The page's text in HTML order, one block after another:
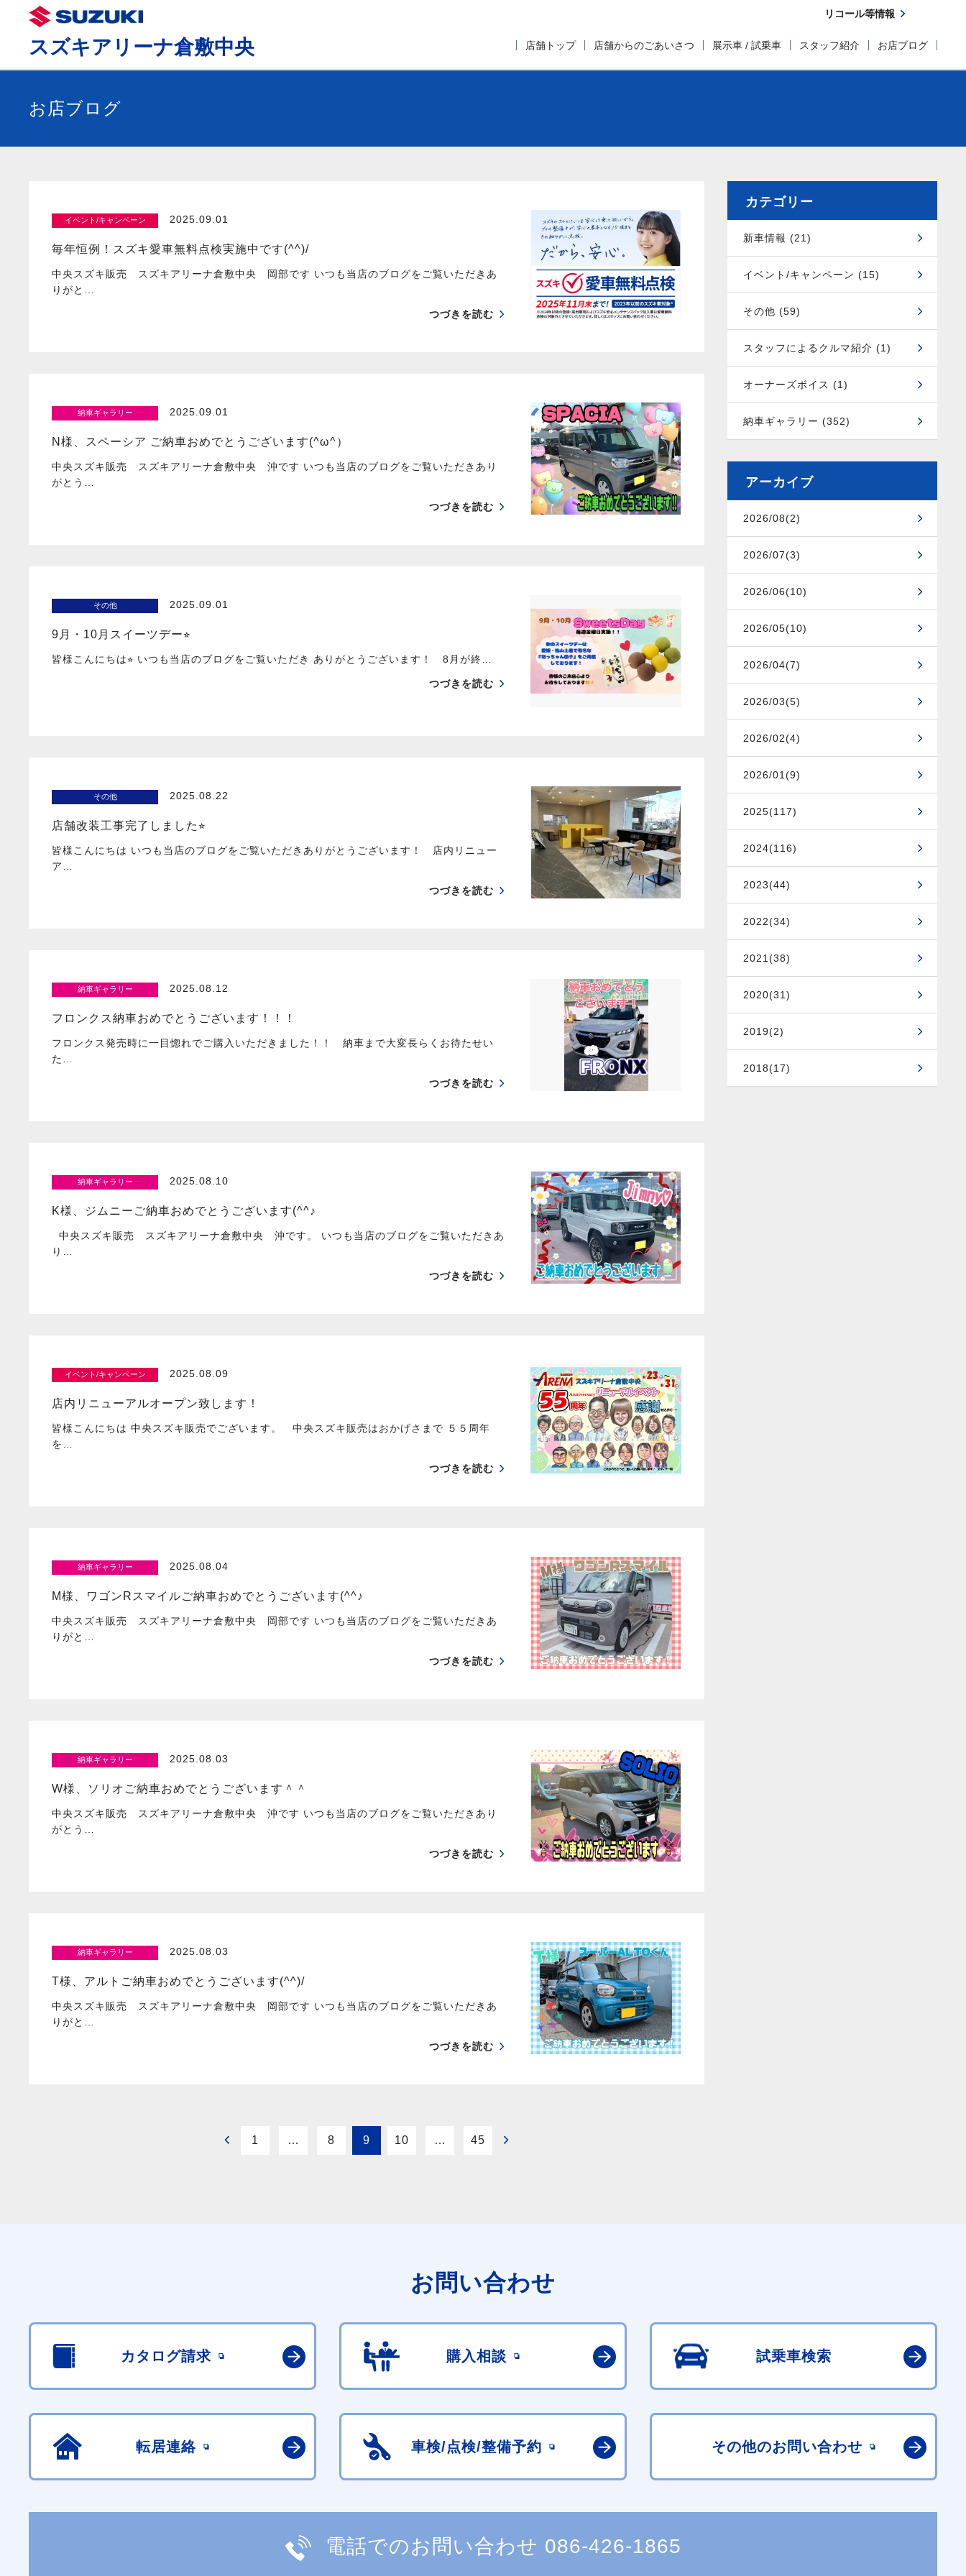
スズキアリーナ倉敷中央 店舗トップ 店舗からのごあいさつ 展示車 / 試乗車 スタッフ紹介 お店ブログ
リコール等情報
お店ブログ
イベント/キャンペーン 2025.09.01
毎年恒例！スズキ愛車無料点検実施中です(^^)/
中央スズキ販売 スズキアリーナ倉敷中央 岡部です いつも当店のブログをご覧いただきあ
りがと…
つづきを読む
納車ギャラリー 2025.09.01
N様、スペーシア ご納車おめでとうございます(^ω^）
中央スズキ販売 スズキアリーナ倉敷中央 沖です いつも当店のブログをご覧いただきあり
がとう…
つづきを読む
その他 2025.09.01
9月・10月スイーツデー⭐︎
皆様こんにちは⭐︎ いつも当店のブログをご覧いただき ありがとうございます！ 8月が終…
つづきを読む
その他 2025.08.22
店舗改装工事完了しました⭐︎
皆様こんにちは いつも当店のブログをご覧いただきありがとうございます！ 店内リニュー
ア…
つづきを読む
納車ギャラリー 2025.08.12
フロンクス納車おめでとうございます！！！
フロンクス発売時に一目惚れでご購入いただきました！！ 納車まで大変長らくお待たせい
た…
つづきを読む
納車ギャラリー 2025.08.10
K様、ジムニーご納車おめでとうございます(^^♪
中央スズキ販売 スズキアリーナ倉敷中央 沖です。 いつも当店のブログをご覧いただきあ
り…
つづきを読む
イベント/キャンペーン 2025.08.09
店内リニューアルオープン致します！
皆様こんにちは 中央スズキ販売でございます。 中央スズキ販売はおかげさまで ５５周年
を…
つづきを読む
納車ギャラリー 2025.08.04
M様、ワゴンRスマイルご納車おめでとうございます(^^♪
中央スズキ販売 スズキアリーナ倉敷中央 岡部です いつも当店のブログをご覧いただきあ
りがと…
つづきを読む
納車ギャラリー 2025.08.03
W様、ソリオご納車おめでとうございます＾＾
中央スズキ販売 スズキアリーナ倉敷中央 沖です いつも当店のブログをご覧いただきあり
がとう…
つづきを読む
納車ギャラリー 2025.08.03
T様、アルトご納車おめでとうございます(^^)/
中央スズキ販売 スズキアリーナ倉敷中央 岡部です いつも当店のブログをご覧いただきあ
りがと…
つづきを読む
1 … 8 9 10 … 45
カテゴリー
新車情報 (21)
イベント/キャンペーン (15)
その他 (59)
スタッフによるクルマ紹介 (1)
オーナーズボイス (1)
納車ギャラリー (352)
アーカイブ
2026/08(2)
2026/07(3)
2026/06(10)
2026/05(10)
2026/04(7)
2026/03(5)
2026/02(4)
2026/01(9)
2025(117)
2024(116)
2023(44)
2022(34)
2021(38)
2020(31)
2019(2)
2018(17)
お問い合わせ
カタログ請求 購入相談 試乗車検索
転居連絡 車検/点検/整備予約 その他のお問い合わせ
電話でのお問い合わせ 086-426-1865